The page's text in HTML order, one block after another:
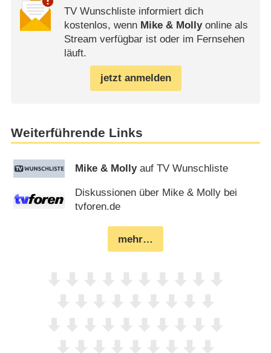
TV Wunschliste informiert dich
kostenlos, wenn Mike & Mollyonline als
Stream verfügbar ist oder im Fernsehen
läuft.
jetzt anmelden
Weiterführende Links
Mike & Mollyauf TV Wunschliste
Diskussionen über Mike & Molly bei
tvforen.de
mehr…